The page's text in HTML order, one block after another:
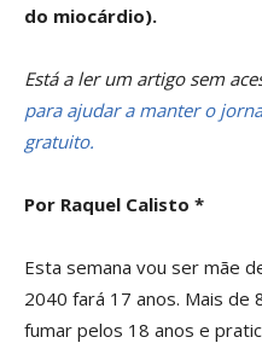
do miocárdio).
Está a ler um artigo sem
para ajudar a manter o
gratuito.
Por Raquel Calisto *
Esta semana vou ser mãe
2040 fará 17 anos. Mais de
fumar pelos 18 anos e